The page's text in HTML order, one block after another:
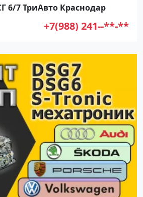
6/7 ТриАвто Краснодар
+7(988) 241--**-**